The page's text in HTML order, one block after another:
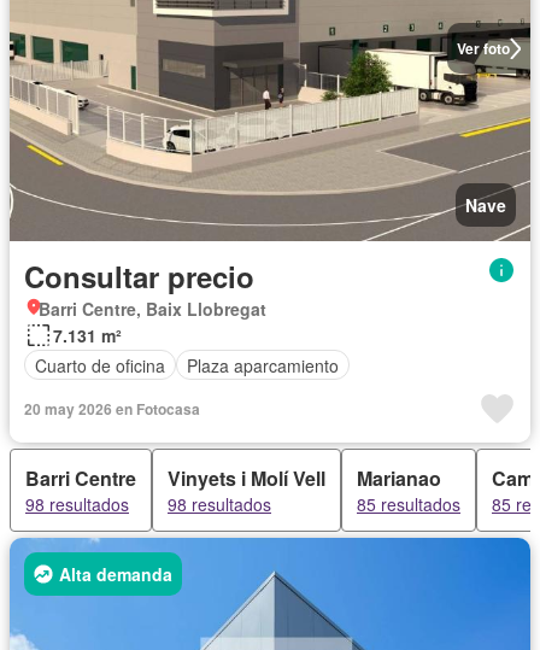
Ver foto
Nave
Consultar precio
Barri Centre, Baix Llobregat
7.131 m²
Cuarto de oficina
Plaza aparcamiento
20 may 2026 en Fotocasa
Barri Centre
98 resultados
Vinyets i Molí Vell
98 resultados
Marianao
85 resultados 85
Alta demanda